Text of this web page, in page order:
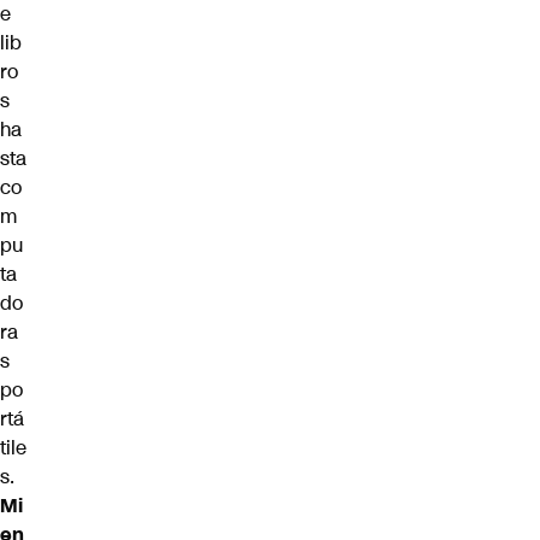
e
lib
ro
s
ha
sta
co
m
pu
ta
do
ra
s
po
rtá
tile
s.
Mi
en